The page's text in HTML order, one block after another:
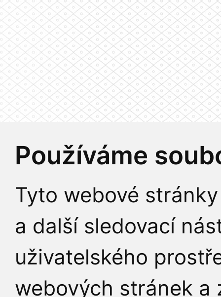
Používáme
Tyto webové
a další sledovací
uživatelského
webových stránek a